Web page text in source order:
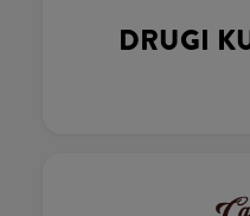
DRUGI